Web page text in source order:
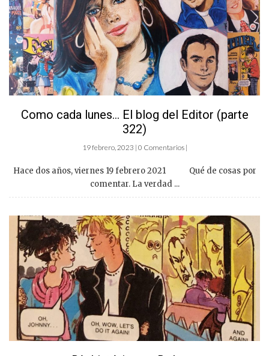
Como cada lunes… El blog del Editor (parte
322)
19 febrero, 2023 | 0 Comentarios |
Hace dos años, viernes 19 febrero 2021 Qué de cosas por
comentar. La verdad ...